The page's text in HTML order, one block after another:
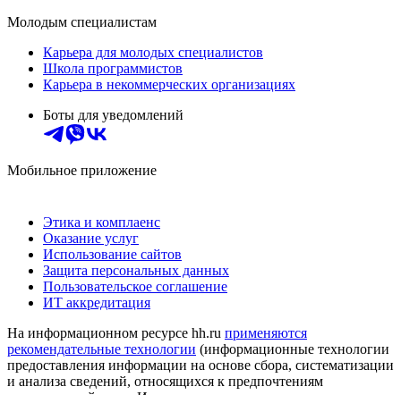
Молодым специалистам
Карьера для молодых специалистов
Школа программистов
Карьера в некоммерческих организациях
Боты для уведомлений
Мобильное приложение
Этика и комплаенс
Оказание услуг
Использование сайтов
Защита персональных данных
Пользовательское соглашение
ИТ аккредитация
На информационном ресурсе hh.ru применяются
рекомендательные технологии (информационные технологии
предоставления информации на основе сбора, систематизации
и анализа сведений, относящихся к предпочтениям